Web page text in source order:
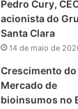
Pedro Cury,
acionista do
Santa Clara
14 de maio de
Crescimento do
Mercado de
bioinsumos no